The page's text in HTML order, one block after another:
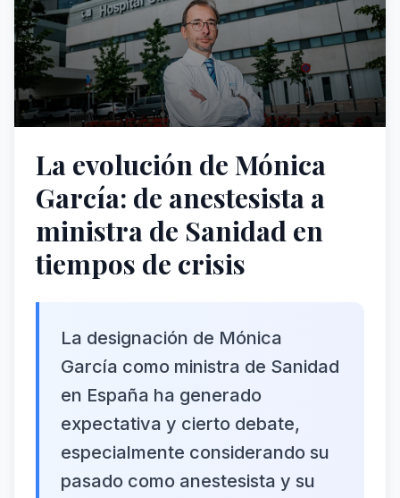
La evolución de Mónica
García: de anestesista a
ministra de Sanidad en
tiempos de crisis
La designación de Mónica
García como ministra de Sanidad
en España ha generado
expectativa y cierto debate,
especialmente considerando su
pasado como anestesista y su